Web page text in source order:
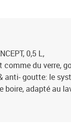
0,5 L,
du verre,
anti- goutte: le
boire, adapté au